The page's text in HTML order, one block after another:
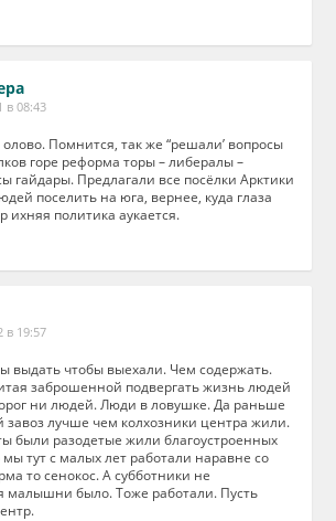
в 08:43
Помнится, так же “решали’ вопросы
горе реформа торы – либералы –
гайдары. Предлагали все посёлки Арктики
поселить на юга, вернее, куда глаза
ихняя политика аукается.
в 19:57
выдать чтобы выехали. Чем содержать.
заброшенной подвергать жизнь людей
ни людей. Люди в ловушке. Да раньше
завоз лучше чем колхозники центра жили.
были разодетые жили благоустроенных
тут с малых лет работали наравне со
то сенокос. А субботники не
малышни было. Тоже работали. Пусть